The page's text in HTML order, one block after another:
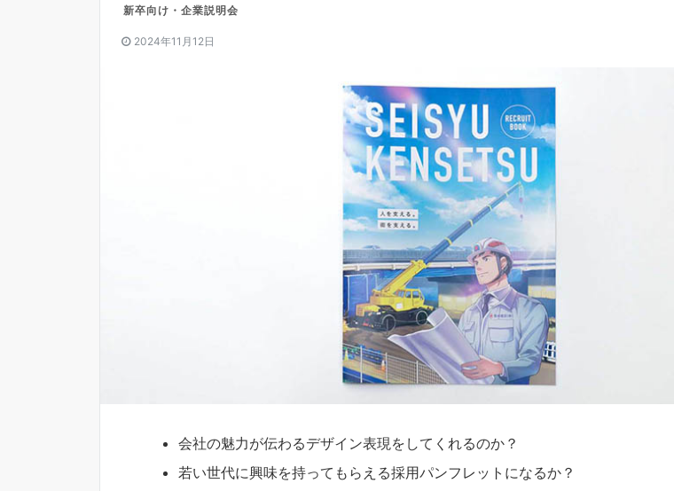
新卒向け・企業説明会
2024年11月12日
会社の魅力が伝わるデザイン表現をしてくれるのか？
若い世代に興味を持ってもらえる採用パンフレットになるか？